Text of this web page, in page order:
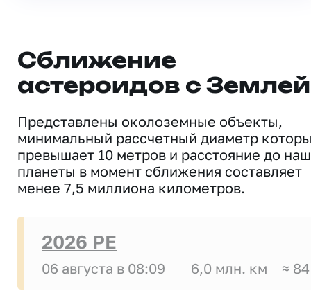
Сближение
астероидов с Землей
Представлены околоземные объекты,
минимальный рассчетный диаметр
превышает 10 метров и расстояние до
планеты в момент сближения составляет
менее 7,5 миллиона километров.
2026 PE
06 августа в 08:09 6,0 млн. км ≈